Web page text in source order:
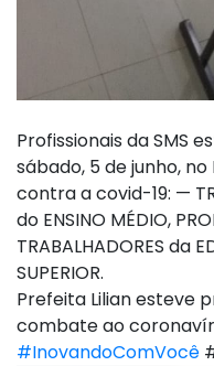
Profissionais da SMS
sábado, 5 de junho,
contra a covid-19: —
do ENSINO MÉDIO,
TRABALHADORES da
SUPERIOR.
Prefeita Lilian esteve
combate ao
#InovandoComVocê